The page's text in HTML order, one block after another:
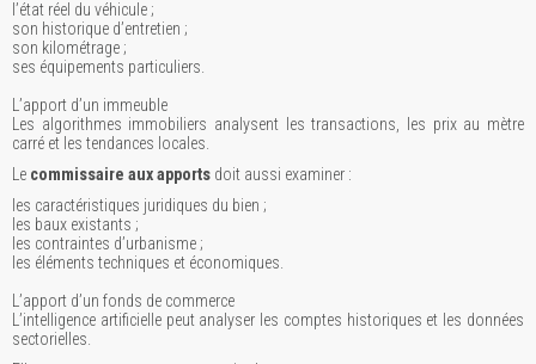
l’état réel du véhicule ;
son historique d’entretien ;
son kilométrage ;
ses équipements particuliers.
L’apport d’un immeuble
Les algorithmes immobiliers analysent les transactions, les prix au mètre
carré et les tendances locales.
Le commissaire aux apports doit aussi examiner :
les caractéristiques juridiques du bien ;
les baux existants ;
les contraintes d’urbanisme ;
les éléments techniques et économiques.
L’apport d’un fonds de commerce
L’intelligence artificielle peut analyser les comptes historiques et les données
sectorielles.